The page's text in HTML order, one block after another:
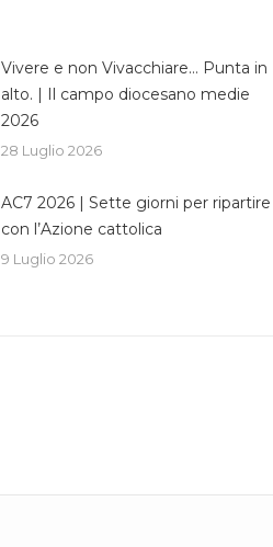
Vivere e non Vivacchiare… Punta in
alto. | Il campo diocesano medie
2026
28 Luglio 2026
AC7 2026 | Sette giorni per ripartire
con l’Azione cattolica
9 Luglio 2026